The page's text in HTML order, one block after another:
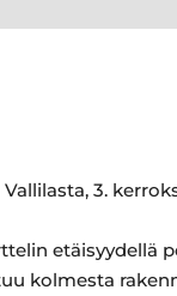
3.
etäisyydellä
kolmesta